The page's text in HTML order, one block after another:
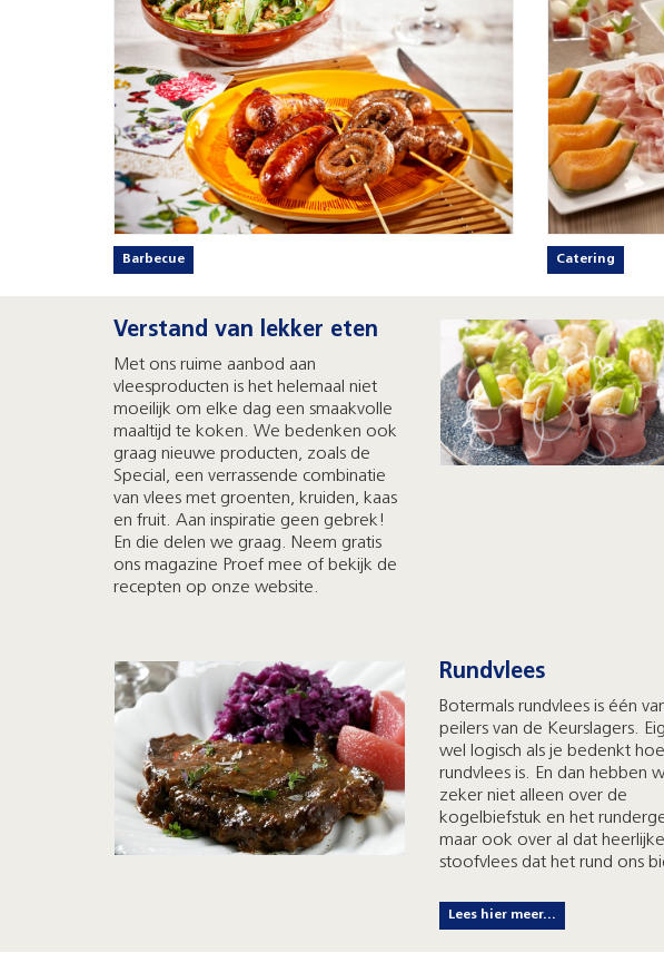
Barbecue Catering
Verstand van lekker eten
Met ons ruime aanbod aan
vleesproducten is het helemaal niet
moeilijk om elke dag een smaakvolle
maaltijd te koken. We bedenken ook
graag nieuwe producten, zoals de
Special, een verrassende combinatie
van vlees met groenten, kruiden, kaas
en fruit. Aan inspiratie geen gebrek!
En die delen we graag. Neem gratis
ons magazine Proef mee of bekijk de
recepten op onze website.
Rundvlees
Botermals rundvlees is één
peilers van de Keurslagers.
wel logisch als je bedenkt
rundvlees is. En dan hebben
zeker niet alleen over de
kogelbiefstuk en het
maar ook over al dat heerlijke
stoofvlees dat het rund ons
Lees hier meer...